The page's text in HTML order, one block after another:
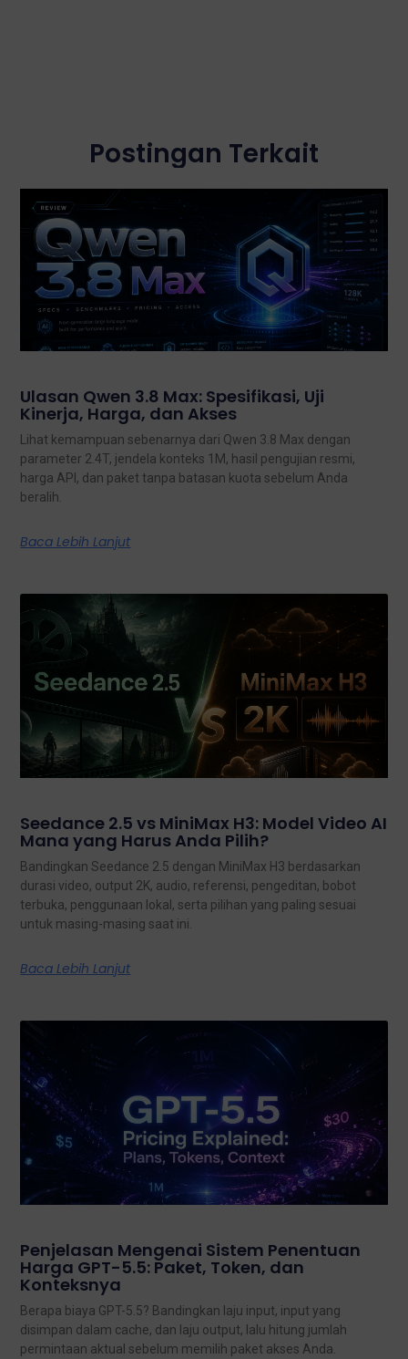
Postingan Terkait
Ulasan Qwen 3.8 Max: Spesifikasi, Uji
Kinerja, Harga, dan Akses
Lihat kemampuan sebenarnya dari Qwen 3.8 Max dengan
parameter 2.4T, jendela konteks 1M, hasil pengujian resmi,
harga API, dan paket tanpa batasan kuota sebelum Anda
beralih.
Baca Lebih Lanjut
Seedance 2.5 vs MiniMax H3: Model Video AI
Mana yang Harus Anda Pilih?
Bandingkan Seedance 2.5 dengan MiniMax H3 berdasarkan
durasi video, output 2K, audio, referensi, pengeditan, bobot
terbuka, penggunaan lokal, serta pilihan yang paling sesuai
untuk masing-masing saat ini.
Baca Lebih Lanjut
Penjelasan Mengenai Sistem Penentuan
Harga GPT-5.5: Paket, Token, dan
Konteksnya
Berapa biaya GPT-5.5? Bandingkan laju input, input yang
disimpan dalam cache, dan laju output, lalu hitung jumlah
permintaan aktual sebelum memilih paket akses Anda.